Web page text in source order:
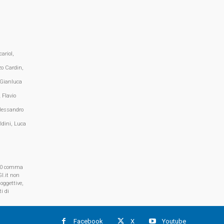
Cardin,
Flavio
Luca
comma
non
di
Facebook X Youtube